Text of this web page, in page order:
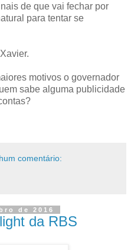
de que vai fechar por
para tentar se
motivos o governador
sabe alguma publicidade
comentário:
de 2016
da RBS